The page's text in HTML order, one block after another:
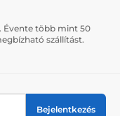
Évente több mint 50
szállítást.
Bejelentkezés